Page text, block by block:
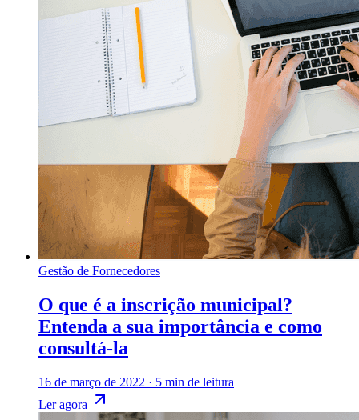
Gestão de Fornecedores
O que é a inscrição municipal?
Entenda a sua importância e como
consultá-la
16 de março de 2022 · 5 min de leitura
Ler agora